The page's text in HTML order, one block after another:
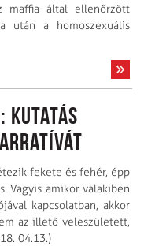
maffia által ellenőrzött
után a homoszexuális
kutatás
fekete és fehér, épp
Vagyis amikor valakiben
kapcsolatban, akkor
az illető veleszületett,
04.13.)